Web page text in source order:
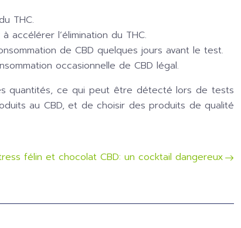
THC.
accélérer l’élimination du THC.
de CBD quelques jours avant le test.
occasionnelle de CBD légal.
quantités, ce qui peut être détecté lors de tests
au CBD, et de choisir des produits de qualité
félin et chocolat CBD: un cocktail dangereux